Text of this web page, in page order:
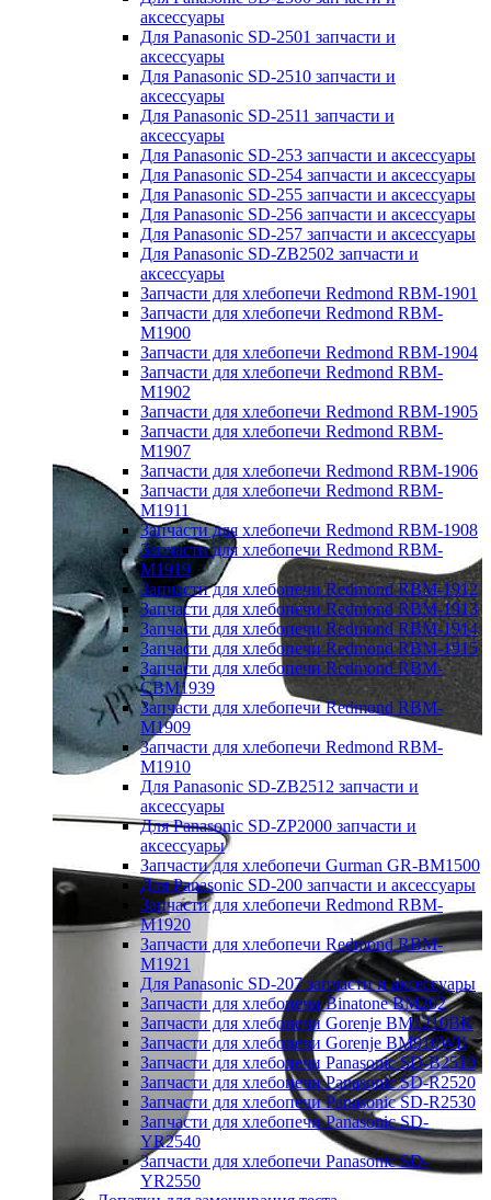
аксессуары
Для Panasonic SD-2501 запчасти и
аксессуары
Для Panasonic SD-2510 запчасти и
аксессуары
Для Panasonic SD-2511 запчасти и
аксессуары
Для Panasonic SD-253 запчасти и аксессуары
Для Panasonic SD-254 запчасти и аксессуары
Для Panasonic SD-255 запчасти и аксессуары
Для Panasonic SD-256 запчасти и аксессуары
Для Panasonic SD-257 запчасти и аксессуары
Для Panasonic SD-ZB2502 запчасти и
аксессуары
Запчасти для хлебопечи Redmond RBM-1901
Запчасти для хлебопечи Redmond RBM-
M1900
Запчасти для хлебопечи Redmond RBM-1904
Запчасти для хлебопечи Redmond RBM-
M1902
Запчасти для хлебопечи Redmond RBM-1905
Запчасти для хлебопечи Redmond RBM-
M1907
Запчасти для хлебопечи Redmond RBM-1906
Запчасти для хлебопечи Redmond RBM-
M1911
Запчасти для хлебопечи Redmond RBM-1908
Запчасти для хлебопечи Redmond RBM-
M1919
Запчасти для хлебопечи Redmond RBM-1912
Запчасти для хлебопечи Redmond RBM-1913
Запчасти для хлебопечи Redmond RBM-1914
Запчасти для хлебопечи Redmond RBM-1915
Запчасти для хлебопечи Redmond RBM-
CBM1939
Запчасти для хлебопечи Redmond RBM-
M1909
Запчасти для хлебопечи Redmond RBM-
M1910
Для Panasonic SD-ZB2512 запчасти и
аксессуары
Для Panasonic SD-ZP2000 запчасти и
аксессуары
Запчасти для хлебопечи Gurman GR-BM1500
Для Panasonic SD-200 запчасти и аксессуары
Запчасти для хлебопечи Redmond RBM-
M1920
Запчасти для хлебопечи Redmond RBM-
M1921
Для Panasonic SD-207 запчасти и аксессуары
Запчасти для хлебопечи Binatone BM202
Запчасти для хлебопечи Gorenje BM1210BK
Запчасти для хлебопечи Gorenje BM910WII
Запчасти для хлебопечи Panasonic SD-B2510
Запчасти для хлебопечи Panasonic SD-R2520
Запчасти для хлебопечи Panasonic SD-R2530
Запчасти для хлебопечи Panasonic SD-
YR2540
Запчасти для хлебопечи Panasonic SD-
YR2550